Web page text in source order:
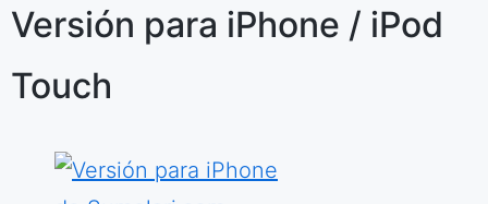
Versión para iPhone / iPod
Touch